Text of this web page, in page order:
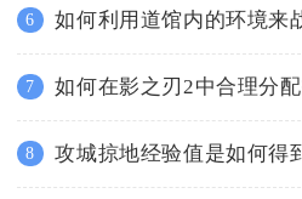
6
7 如何在影之刃2中合理分
8 攻城掠地经验值是如何得